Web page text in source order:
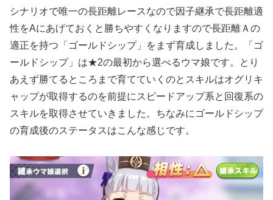
シナリオで唯一の長距離レースなので因子継承で長距離適
性をAにあげておくと勝ちやすくなりますので長距離Ａの
適正を持つ「ゴールドシップ」をまず育成しました。「ゴ
ールドシップ」は★2の最初から選べるウマ娘です。とり
あえず勝てるところまで育てていくのとスキルはオグリキ
ャップが取得するのを前提にスピードアップ系と回復系の
スキルを取得させていきました。ちなみにゴールドシップ
の育成後のステータスはこんな感じです。